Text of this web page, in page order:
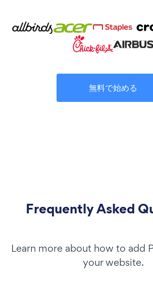
無料で始める
Frequently Asked
Learn more about how to add
your website.